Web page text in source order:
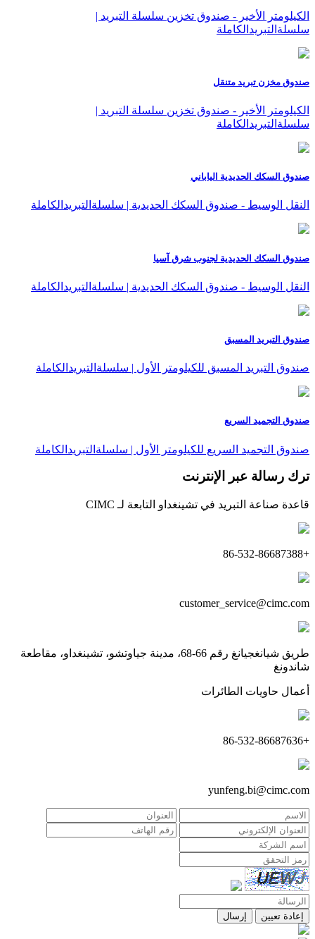
الكيلومتر الأخير - صندوق تخزين سلسلة التبريد |
سلسلةالتبريدالكاملة
صندوق مخزن تبريد متنقل
الكيلومتر الأخير - صندوق تخزين سلسلة التبريد |
سلسلةالتبريدالكاملة
صندوق السكك الحديدية الياباني
النقل الوسيط - صندوق السكك الحديدية | سلسلةالتبريدالكاملة
صندوق السكك الحديدية لجنوب شرق آسيا
النقل الوسيط - صندوق السكك الحديدية | سلسلةالتبريدالكاملة
صندوق التبريد المسبق
صندوق التبريد المسبق للكيلومتر الأول | سلسلةالتبريدالكاملة
صندوق التجميد السريع
صندوق التجميد السريع للكيلومتر الأول | سلسلةالتبريدالكاملة
ترك رسالة عبر الإنترنت
قاعدة صناعة التبريد في تشينغداو التابعة لـ CIMC
+86-532-86687388
customer_service@cimc.com
طريق شيانغجيانغ رقم 66-68، مدينة جياوتشو، تشينغداو، مقاطعة
شاندونغ
أعمال حاويات الطائرات
+86-532-86687636
yunfeng.bi@cimc.com
إعادة تعيين إرسال